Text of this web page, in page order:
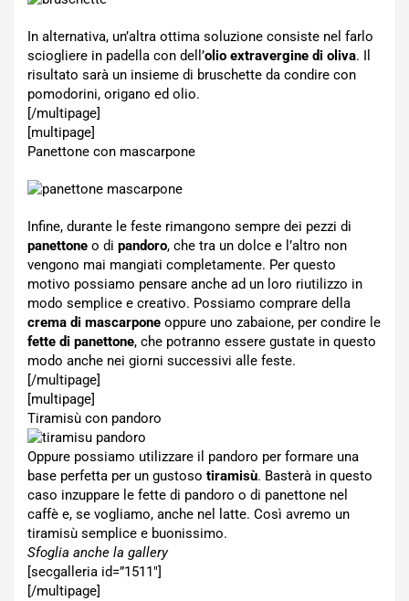
In alternativa, un’altra ottima soluzione consiste nel farlo
sciogliere in padella con dell’olio extravergine di oliva. Il
risultato sarà un insieme di bruschette da condire con
pomodorini, origano ed olio.
[/multipage]
[multipage]
Panettone con mascarpone
Infine, durante le feste rimangono sempre dei pezzi di
panettone o di pandoro, che tra un dolce e l’altro non
vengono mai mangiati completamente. Per questo
motivo possiamo pensare anche ad un loro riutilizzo in
modo semplice e creativo. Possiamo comprare della
crema di mascarpone oppure uno zabaione, per condire le
fette di panettone, che potranno essere gustate in questo
modo anche nei giorni successivi alle feste.
[/multipage]
[multipage]
Tiramisù con pandoro
Oppure possiamo utilizzare il pandoro per formare una
base perfetta per un gustoso tiramisù. Basterà in questo
caso inzuppare le fette di pandoro o di panettone nel
caffè e, se vogliamo, anche nel latte. Così avremo un
tiramisù semplice e buonissimo.
Sfoglia anche la gallery
[secgalleria id=”1511″]
[/multipage]